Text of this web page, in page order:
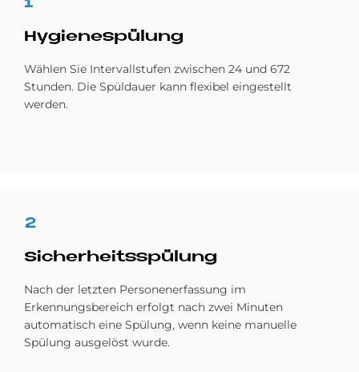
1
Hy­gie­ne­spü­lung
Wählen Sie Intervallstufen zwischen 24 und 672
Stunden. Die Spüldauer kann flexibel eingestellt
werden.
2
Si­cher­heits­spü­lung
Nach der letzten Personenerfassung im
Erkennungsbereich erfolgt nach zwei Minuten
automatisch eine Spülung, wenn keine manuelle
Spülung ausgelöst wurde.